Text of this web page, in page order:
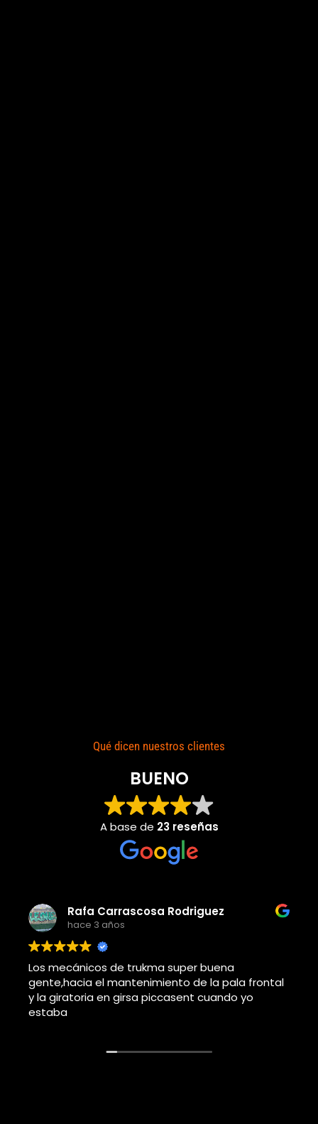
Qué dicen nuestros clientes
BUENO
A base de 23 reseñas
Adolfo j llorems pastor
hace 4 años
Este usuario solo dejó una calificación.